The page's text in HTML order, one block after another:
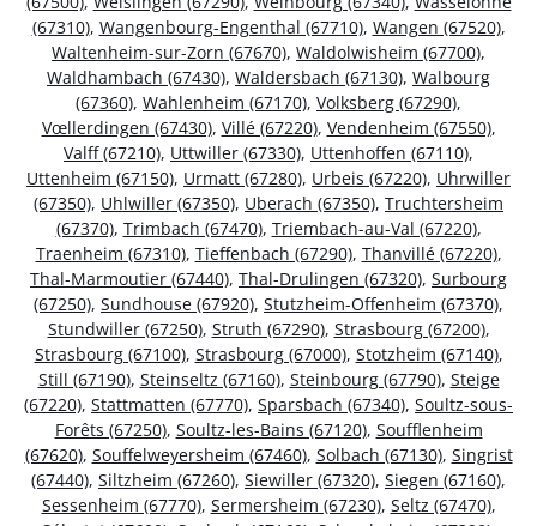
(67310), Wangenbourg-Engenthal (67710), Wangen (67520),
Waltenheim-sur-Zorn (67670), Waldolwisheim (67700),
Waldhambach (67430), Waldersbach (67130), Walbourg
(67360), Wahlenheim (67170), Volksberg (67290),
Vœllerdingen (67430), Villé (67220), Vendenheim (67550),
Valff (67210), Uttwiller (67330), Uttenhoffen (67110),
Uttenheim (67150), Urmatt (67280), Urbeis (67220), Uhrwiller
(67350), Uhlwiller (67350), Uberach (67350), Truchtersheim
(67370), Trimbach (67470), Triembach-au-Val (67220),
Traenheim (67310), Tieffenbach (67290), Thanvillé (67220),
Thal-Marmoutier (67440), Thal-Drulingen (67320), Surbourg
(67250), Sundhouse (67920), Stutzheim-Offenheim (67370),
Stundwiller (67250), Struth (67290), Strasbourg (67200),
Strasbourg (67100), Strasbourg (67000), Stotzheim (67140),
Still (67190), Steinseltz (67160), Steinbourg (67790), Steige
(67220), Stattmatten (67770), Sparsbach (67340), Soultz-sous-
Forêts (67250), Soultz-les-Bains (67120), Soufflenheim
(67620), Souffelweyersheim (67460), Solbach (67130), Singrist
(67440), Siltzheim (67260), Siewiller (67320), Siegen (67160),
Sessenheim (67770), Sermersheim (67230), Seltz (67470),